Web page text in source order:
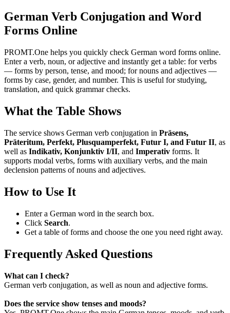
German Verb Conjugation and Word
Forms Online
PROMT.One helps you quickly check German word forms online.
Enter a verb, noun, or adjective and instantly get a table: for verbs
— forms by person, tense, and mood; for nouns and adjectives —
forms by case, gender, and number. This is useful for studying,
translation, and quick grammar checks.
What the Table Shows
The service shows German verb conjugation in Präsens,
Präteritum, Perfekt, Plusquamperfekt, Futur I, and Futur II, as
well as Indikativ, Konjunktiv I/II, and Imperativ forms. It
supports modal verbs, forms with auxiliary verbs, and the main
declension patterns of nouns and adjectives.
How to Use It
Enter a German word in the search box.
Click Search.
Get a table of forms and choose the one you need right away.
Frequently Asked Questions
What can I check?
German verb conjugation, as well as noun and adjective forms.
Does the service show tenses and moods?